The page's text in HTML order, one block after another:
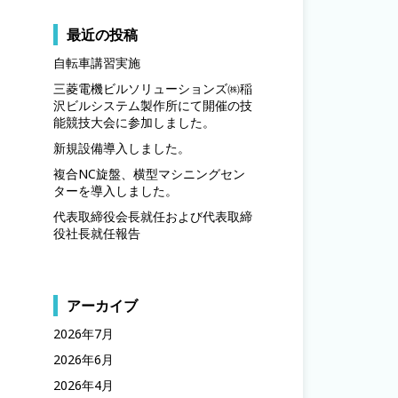
最近の投稿
自転車講習実施
三菱電機ビルソリューションズ㈱稲
沢ビルシステム製作所にて開催の技
能競技大会に参加しました。
新規設備導入しました。
複合NC旋盤、横型マシニングセン
ターを導入しました。
代表取締役会長就任および代表取締
役社長就任報告
アーカイブ
2026年7月
2026年6月
2026年4月